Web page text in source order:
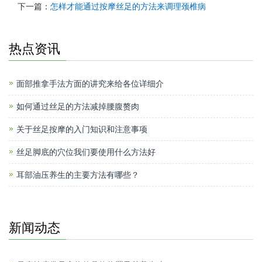
下一篇： 怎样才能通过按摩丝足的方法来调理颈椎病
热点资讯
面部推拿手法方面的讲究来给各位详细介
如何通过丝足的方法减掉腰腹赘肉
关于丝足按摩的入门知识和注意事项
丝足脚底的穴位我们要使用什么方法好
耳部油压养生的主要方法有哪些？
新闻动态